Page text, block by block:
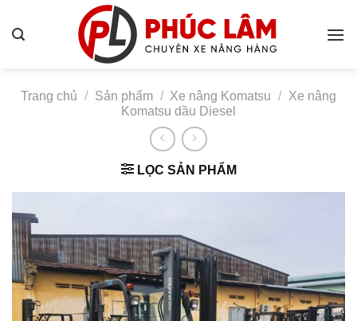
qua
Trang chủ / Sản phẩm / Xe nâng Komatsu / Xe nâng
Komatsu dầu Diesel
LỌC SẢN PHẨM